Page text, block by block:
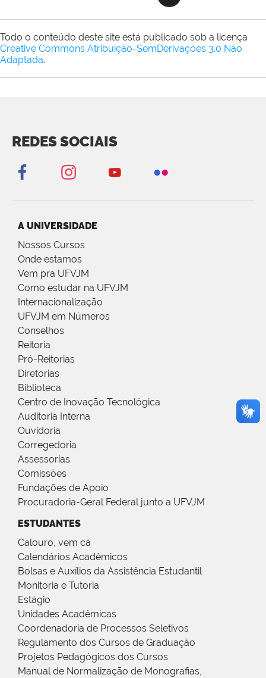
Todo o conteúdo deste site está publicado sob a licença
Creative Commons Atribuição-SemDerivações 3.0 Não
Adaptada.
REDES SOCIAIS
A UNIVERSIDADE
Nossos Cursos
Onde estamos
Vem pra UFVJM
Como estudar na UFVJM
Internacionalização
UFVJM em Números
Conselhos
Reitoria
Pró-Reitorias
Diretorias
Biblioteca
Centro de Inovação Tecnológica
Auditoria Interna
Ouvidoria
Corregedoria
Assessorias
Comissões
Fundações de Apoio
Procuradoria-Geral Federal junto a UFVJM
ESTUDANTES
Calouro, vem cá
Calendários Acadêmicos
Bolsas e Auxílios da Assistência Estudantil
Monitoria e Tutoria
Estágio
Unidades Acadêmicas
Coordenadoria de Processos Seletivos
Regulamento dos Cursos de Graduação
Projetos Pedagógicos dos Cursos
Manual de Normalização de Monografias,